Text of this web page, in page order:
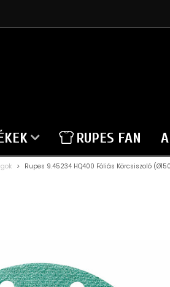
RUPES FAN
> Rupes 9.45234 HQ400 Fóliás Körcsiszoló